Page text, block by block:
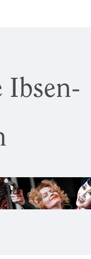
Ibsen-